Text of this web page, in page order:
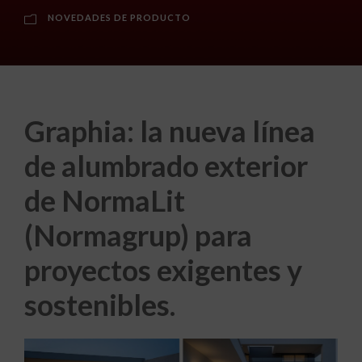
NOVEDADES DE PRODUCTO
Graphia: la nueva línea
de alumbrado exterior
de NormaLit
(Normagrup) para
proyectos exigentes y
sostenibles.